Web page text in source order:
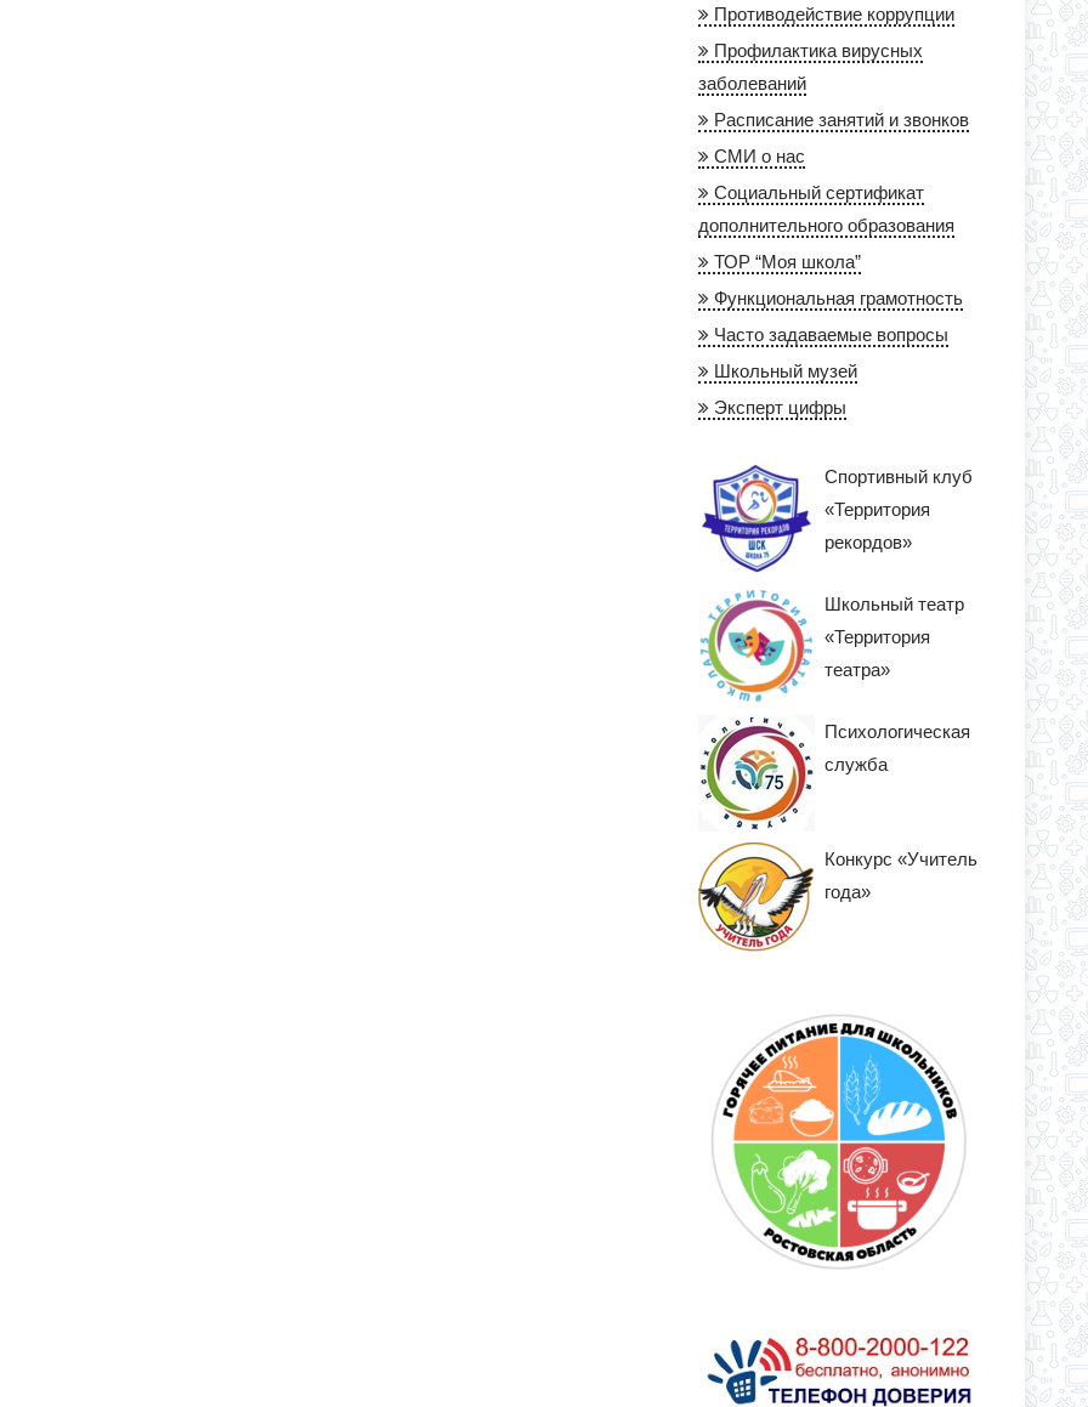
Противодействие коррупции
Профилактика вирусных
заболеваний
Расписание занятий и звонков
СМИ о нас
Социальный сертификат
дополнительного образования
ТОР “Моя школа”
Функциональная грамотность
Часто задаваемые вопросы
Школьный музей
Эксперт цифры
Спортивный клуб
«Территория
рекордов»
Школьный театр
«Территория
театра»
Психологическая
служба
Конкурс «Учитель
года»